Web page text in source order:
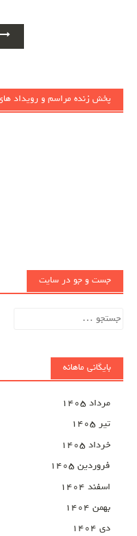
پخش زنده مراسم و رویداد های
جست و جو در سایت
جستجو
بایگانی ماهانه
مرداد ۱۴۰۵
تیر ۱۴۰۵
خرداد ۱۴۰۵
فروردین ۱۴۰۵
اسفند ۱۴۰۴
بهمن ۱۴۰۴
دی ۱۴۰۴